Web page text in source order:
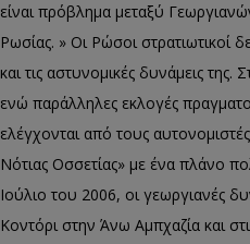
είναι πρόβλημα μεταξύ
Ρωσίας. » Οι Ρώσοι στρατιωτικοί
και τις αστυνομικές δυνάμεις
ενώ παράλληλες εκλογές
ελέγχονται από τους
Νότιας Οσσετίας» με ένα πλάνο
Ιούλιο του 2006, οι γεωργιανές
Κοντόρι στην Άνω Αμπχαζία και